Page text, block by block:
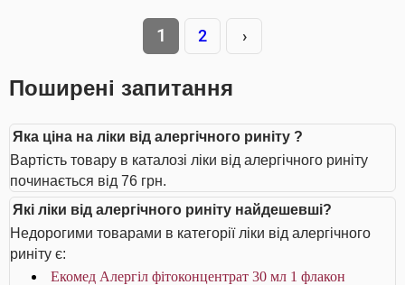
1 2 ›
Поширені запитання
Яка ціна на ліки від алергічного риніту ?
Вартість товару в каталозі ліки від алергічного риніту
починається від 76 грн.
Які ліки від алергічного риніту найдешевші?
Недорогими товарами в категорії ліки від алергічного
риніту є:
Екомед Алергіл фітоконцентрат 30 мл 1 флакон